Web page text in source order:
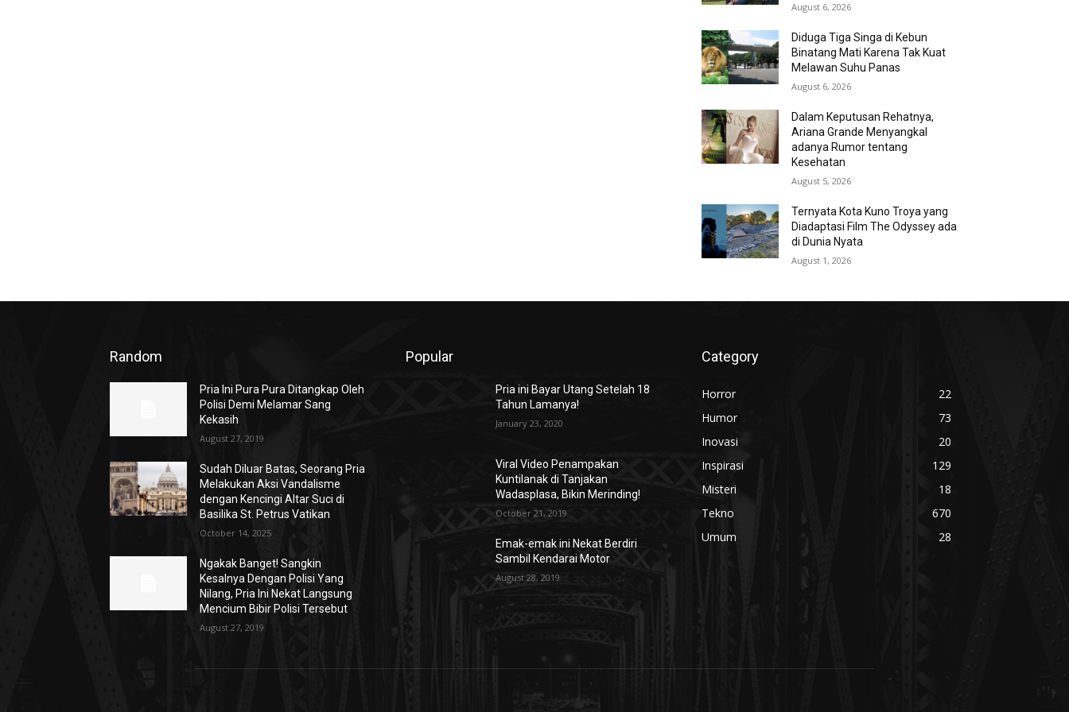
August 6, 2026
Diduga Tiga Singa di Kebun
Binatang Mati Karena Tak Kuat
Melawan Suhu Panas
August 6, 2026
Dalam Keputusan Rehatnya,
Ariana Grande Menyangkal
adanya Rumor tentang
Kesehatan
August 5, 2026
Ternyata Kota Kuno Troya yang
Diadaptasi Film The Odyssey ada
di Dunia Nyata
August 1, 2026
Random
Pria Ini Pura Pura Ditangkap Oleh
Polisi Demi Melamar Sang
Kekasih
August 27, 2019
Sudah Diluar Batas, Seorang Pria
Melakukan Aksi Vandalisme
dengan Kencingi Altar Suci di
Basilika St. Petrus Vatikan
October 14, 2025
Ngakak Banget! Sangkin
Kesalnya Dengan Polisi Yang
Nilang, Pria Ini Nekat Langsung
Mencium Bibir Polisi Tersebut
August 27, 2019
Popular
Pria ini Bayar Utang Setelah 18
Tahun Lamanya!
January 23, 2020
Viral Video Penampakan
Kuntilanak di Tanjakan
Wadasplasa, Bikin Merinding!
October 21, 2019
Emak-emak ini Nekat Berdiri
Sambil Kendarai Motor
August 28, 2019
Category
Horror
22
Humor
73
Inovasi
20
Inspirasi
129
Misteri
18
Tekno
670
Umum
28